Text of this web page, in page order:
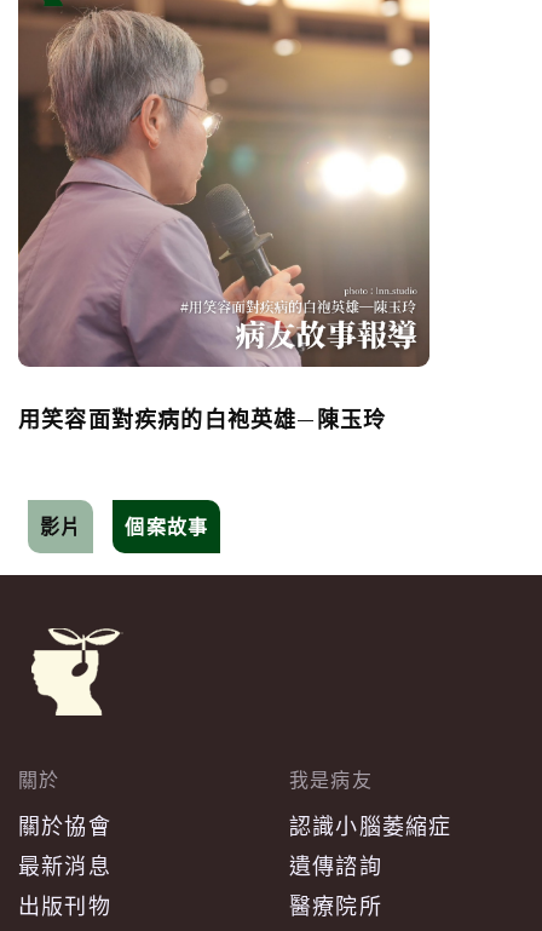
用笑容面對疾病的白袍英雄—陳玉玲
影片 個案故事
關於
關於協會
最新消息
出版刊物
我是病友
認識小腦萎縮症
遺傳諮詢
醫療院所